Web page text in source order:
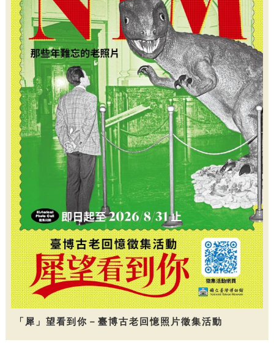
「犀」望看到你－臺博古老回憶照片徵集活動